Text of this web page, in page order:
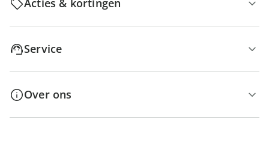
Acties & kortingen
Service
Over ons